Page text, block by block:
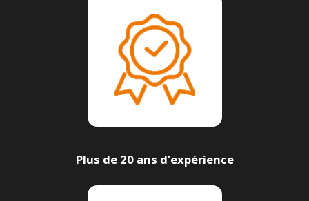
Plus de 20 ans d’expérience